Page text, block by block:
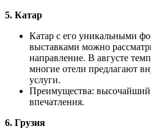
5. Катар
Катар с его уникальными
выставками можно
направление. В августе
многие отели предлагают
услуги.
Преимущества: высочайший
впечатления.
6. Грузия